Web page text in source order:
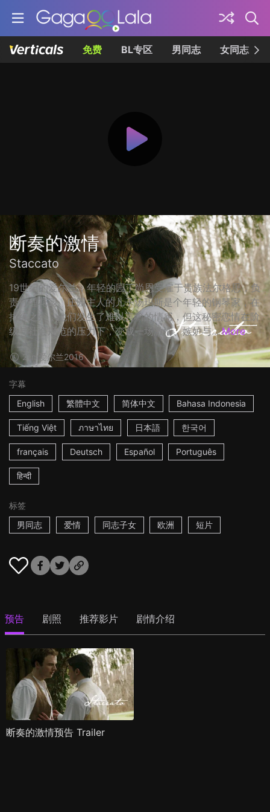
免费 BL专区 男同志 女同志
断奏的激情
Staccato
19世纪的爱尔兰，年轻的园丁尚恩受雇于贵族法尔格思，负
责打理花园。庄园主人的儿子汤玛斯是个年轻的钢琴家，在
排练之余，他们发生了难以言喻的情感，但这秘密恋情在阶
级与社会规范的压力下，变成一场激情、嫉妒与... More
21m 爱尔兰2016
字幕
English
繁體中文 简体中文 Bahasa Indonesia
Tiếng Việt ภาษาไทย 日本語 한국어
français Deutsch Español Português
हिन्दी
标签
男同志
爱情 同志子女 欧洲 短片
预告 剧照 推荐影片 剧情介绍
断奏的激情预告 Trailer